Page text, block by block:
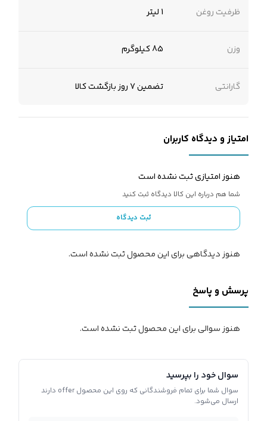
ظرفیت روغن 1 لیتر
وزن 85 کیلوگرم
گارانتی تضمین 7 روز بازگشت کالا
امتیاز و دیدگاه کاربران
هنوز امتیازی ثبت نشده است
شما هم درباره این کالا دیدگاه ثبت کنید
ثبت دیدگاه
هنوز دیدگاهی برای این محصول ثبت نشده است.
پرسش و پاسخ
هنوز سوالی برای این محصول ثبت نشده است.
سوال خود را بپرسید
سوال شما برای تمام فروشندگانی که روی این محصول offer دارند
ارسال می‌شود.